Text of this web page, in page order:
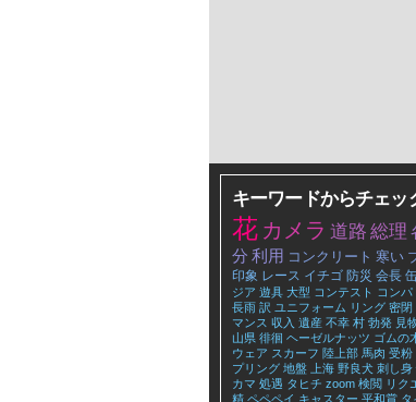
キーワードからチェッ
花 カメラ 道路 総理
分 利用 コンクリート 寒い
印象 レース イチゴ 防災 会長
ジア 遊具 大型 コンテスト コンパ
長雨 訳 ユニフォーム リング 密閉
マンス 収入 遺産 不幸 村 勃発 見
山県 徘徊 ヘーゼルナッツ ゴムの
ウェア スカーフ 陸上部 馬肉 受粉
プリング 地盤 上海 野良犬 刺し身
カマ 処遇 タヒチ zoom 検閲 リク
精 ペペペイ キャスター 平和賞 タ